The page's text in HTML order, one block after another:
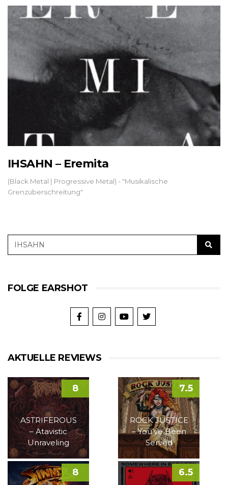
IHSAHN – Eremita
(Black Metal | Progressive Metal) - "Musikalische
Grenzüberschreitung"
FOLGE EARSHOT
AKTUELLE REVIEWS
ASTRIFEROUS
– Atavistic
Unraveling
8
ROCK JUSTICE
– You’ve Been
Served
7.5
8 6.5